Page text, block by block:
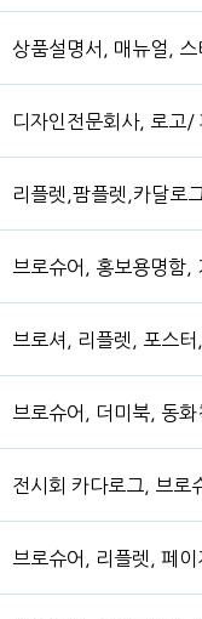
상품설명서, 매뉴얼,
디자인전문회사, 로고
리플렛,팜플렛,카달로
브로슈어, 홍보용명함,
브로셔, 리플렛, 포스
브로슈어, 더미북, 동
전시회 카다로그, 브로
브로슈어, 리플렛, 페